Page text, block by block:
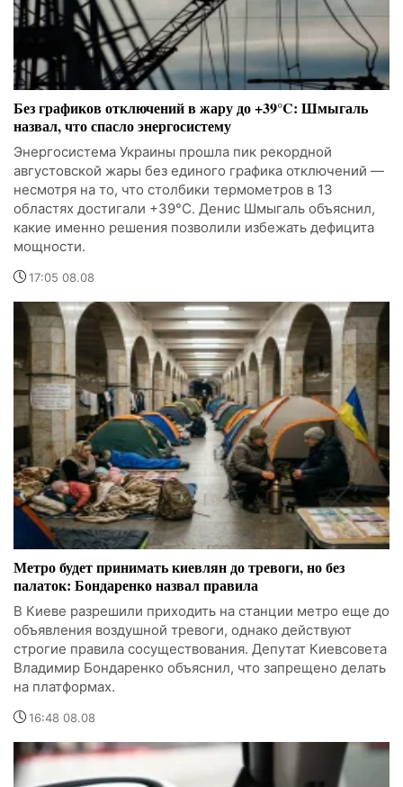
Без графиков отключений в жару до +39°C: Шмыгаль
назвал, что спасло энергосистему
Энергосистема Украины прошла пик рекордной
августовской жары без единого графика отключений —
несмотря на то, что столбики термометров в 13
областях достигали +39°C. Денис Шмыгаль объяснил,
какие именно решения позволили избежать дефицита
мощности.
17:05 08.08
Метро будет принимать киевлян до тревоги, но без
палаток: Бондаренко назвал правила
В Киеве разрешили приходить на станции метро еще до
объявления воздушной тревоги, однако действуют
строгие правила сосуществования. Депутат Киевсовета
Владимир Бондаренко объяснил, что запрещено делать
на платформах.
16:48 08.08